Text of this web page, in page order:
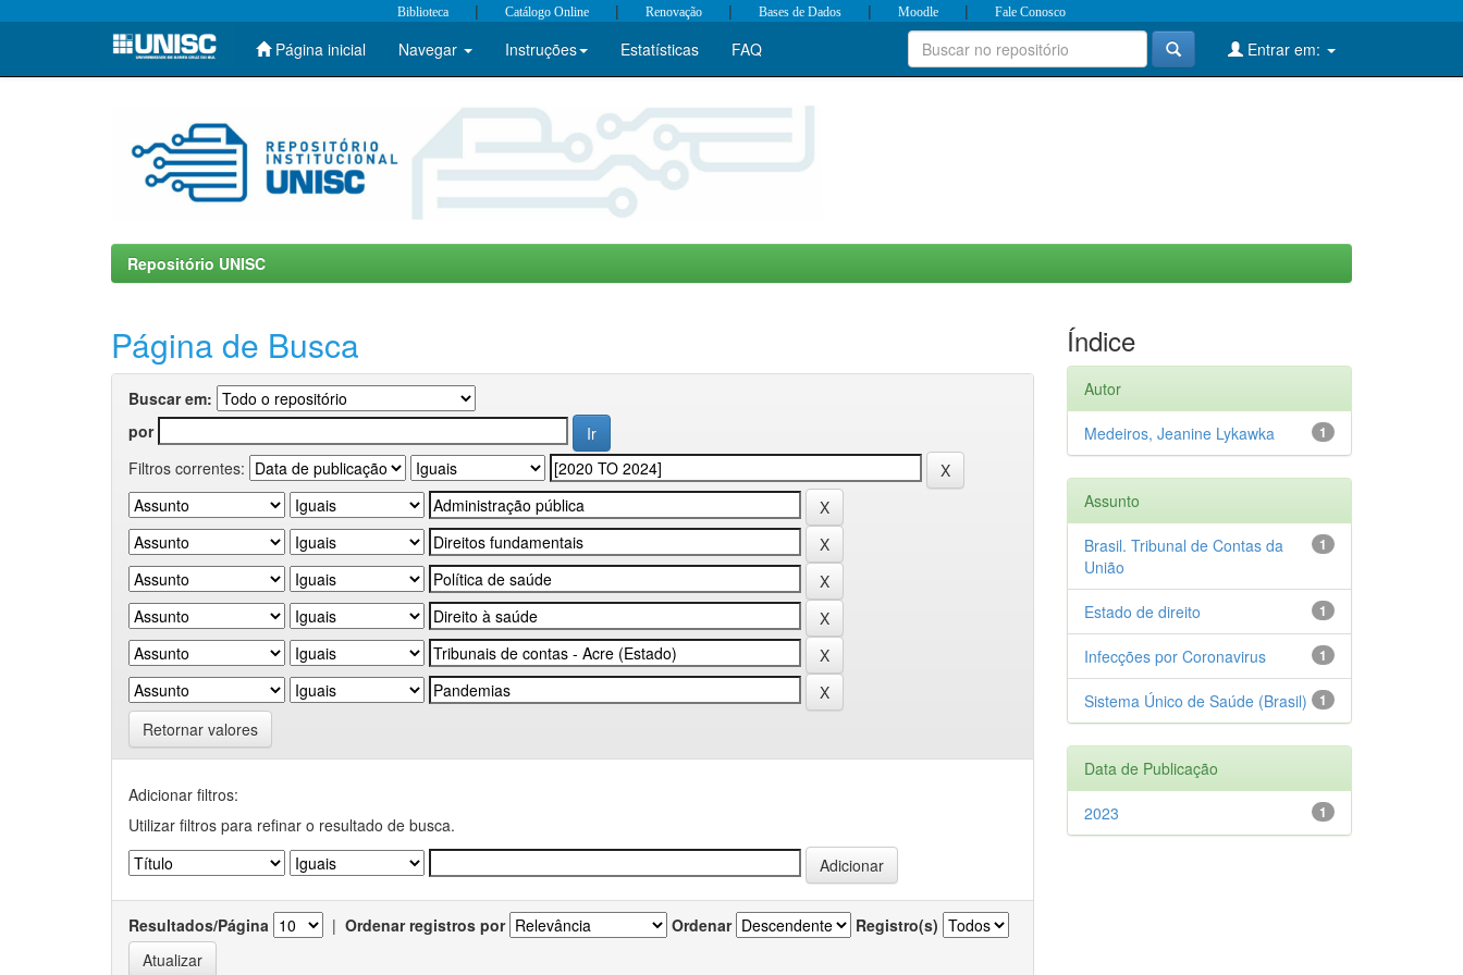
Skip
Biblioteca | Catálogo Online | Renovação | Bases de Dados | Moodle | Fale Conosco
Página inicial Navegar Instruções Estatísticas FAQ Entrar em:
Repositório UNISC
Página de Busca
Buscar em:
por
Filtros correntes:
Retornar valores
Adicionar filtros:
Utilizar filtros para refinar o resultado de busca.
Resultados/Página | Ordenar registros por Ordenar Registro(s)
Índice
Autor
1
Medeiros, Jeanine Lykawka
Assunto
1
Brasil. Tribunal de Contas da
União
1
Estado de direito
1
Infecções por Coronavirus
1
Sistema Único de Saúde (Brasil)
Data de Publicação
1
2023